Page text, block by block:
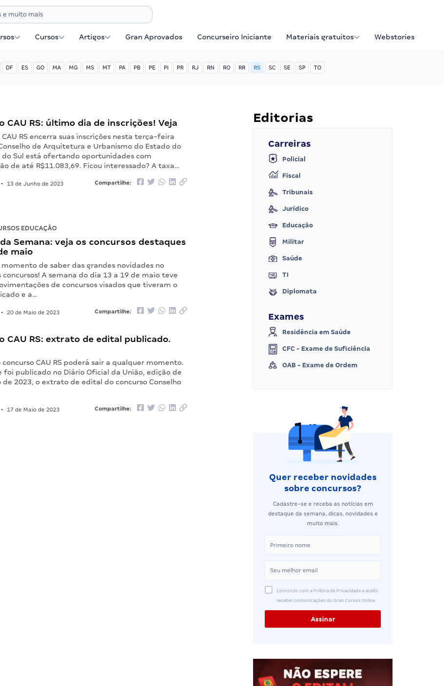
Cursos Artigos Gran Aprovados Concurseiro Iniciante Materiais gratuitos Webstories
DF ES GO MA MG MS MT PA PB PE PI PR RJ RN RO RR RS SC SE SP TO
CAU RS: último dia de inscrições! Veja
CAU RS encerra suas inscrições nesta terça-feira
de Arquitetura e Urbanismo do Estado do
do Sul está ofertando oportunidades com
de até R$11.083,69. Ficou interessado? A taxa…
• 13 de Junho de 2023 Compartilhe:
EDUCAÇÃO
Semana: veja os concursos destaques
maio
momento de saber das grandes novidades no
concursos! A semana do dia 13 a 19 de maio teve
de concursos visados que tiveram o
e a…
• 20 de Maio de 2023 Compartilhe:
CAU RS: extrato de edital publicado.
CAU RS poderá sair a qualquer momento.
foi publicado no Diário Oficial da União, edição de
de 2023, o extrato de edital do concurso Conselho
• 17 de Maio de 2023 Compartilhe:
Editorias
Carreiras
Policial
Fiscal
Tribunais
Jurídico
Educação
Militar
Saúde
TI
Diplomata
Exames
Residência em Saúde
CFC - Exame de Suficiência
OAB - Exame de Ordem
Quer receber novidades
sobre concursos?
Cadastre-se e receba as notícias em
destaque da semana, dicas, novidades e
muito mais.
Concordo com a Política de Privacidade e aceito
receber comunicações do Gran Cursos Online.